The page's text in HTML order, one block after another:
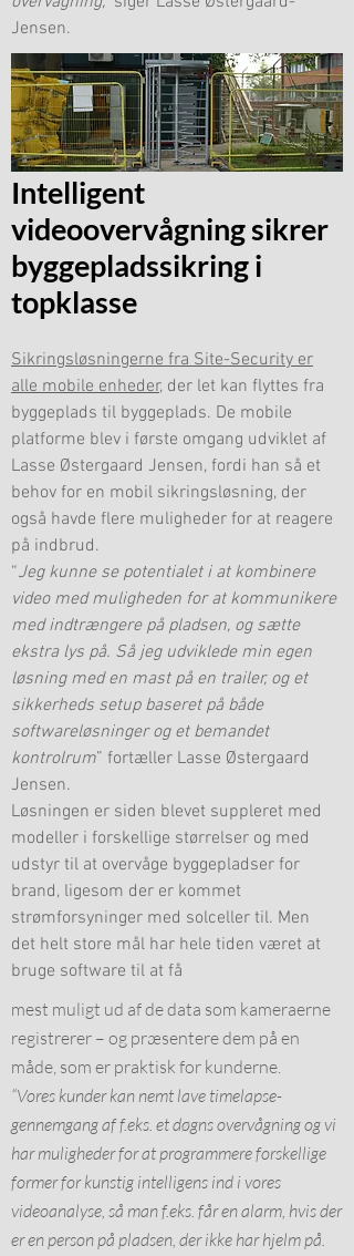
Jensen.
Intelligent
videoovervågning sikrer
byggepladssikring i
topklasse
Sikringsløsningerne fra Site-Security er
alle mobile enheder, der let kan flyttes fra
byggeplads til byggeplads. De mobile
platforme blev i første omgang udviklet af
Lasse Østergaard Jensen, fordi han så et
behov for en mobil sikringsløsning, der
også havde flere muligheder for at reagere
på indbrud.
“Jeg kunne se potentialet i at kombinere
video med muligheden for at kommunikere
med indtrængere på pladsen, og sætte
ekstra lys på. Så jeg udviklede min egen
løsning med en mast på en trailer, og et
sikkerheds setup baseret på både
softwareløsninger og et bemandet
kontrolrum” fortæller Lasse Østergaard
Jensen.
Løsningen er siden blevet suppleret med
modeller i forskellige størrelser og med
udstyr til at overvåge byggepladser for
brand, ligesom der er kommet
strømforsyninger med solceller til. Men
det helt store mål har hele tiden været at
bruge software til at få
mest muligt ud af de data som kameraerne
registrerer – og præsentere dem på en
måde, som er praktisk for kunderne.
“Vores kunder kan nemt lave timelapse-
gennemgang af f.eks. et døgns overvågning og vi
har muligheder for at programmere forskellige
former for kunstig intelligens ind i vores
videoanalyse, så man f.eks. får en alarm, hvis der
er en person på pladsen, der ikke har hjelm på.